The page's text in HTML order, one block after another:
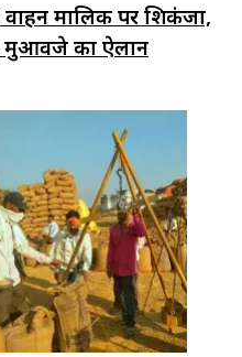
मालिक पर शिकंजा,
मुआवजे का ऐलान